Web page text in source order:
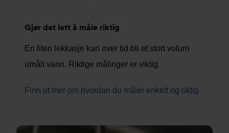
Gjør det lett å måle riktig
En liten lekkasje kan over tid bli et stort volum
umålt vann. Riktige målinger er viktig.
Finn ut mer om hvordan du måler enkelt og riktig